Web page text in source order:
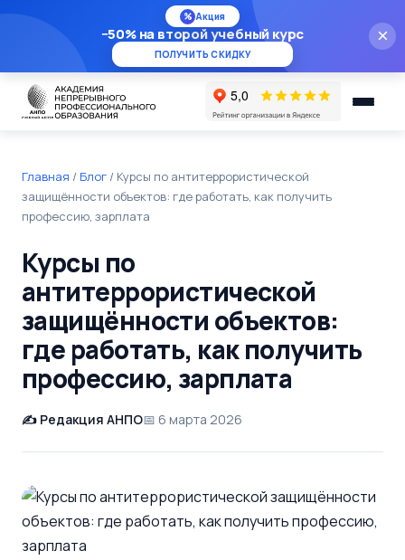
×
% Акция
−50% на второй учебный курс
ПОЛУЧИТЬ СКИДКУ
Главная / Блог / Курсы по антитеррористической
защищённости объектов: где работать, как получить
профессию, зарплата
Курсы по
антитеррористической
защищённости объектов:
где работать, как получить
профессию, зарплата
Редакция АНПО 6 марта 2026